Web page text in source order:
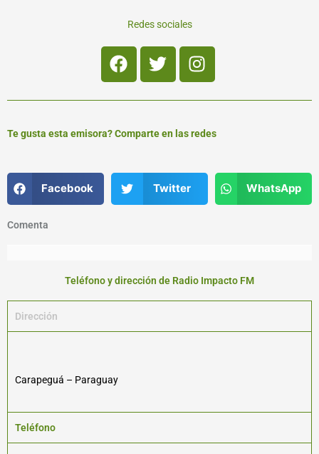
Redes sociales
Facebook
TwitterInstagram
Te gusta esta emisora? Comparte en las redes
Facebook Twitter WhatsApp
Comenta
Teléfono y dirección de Radio Impacto FM
Dirección
Carapeguá – Paraguay
Teléfono